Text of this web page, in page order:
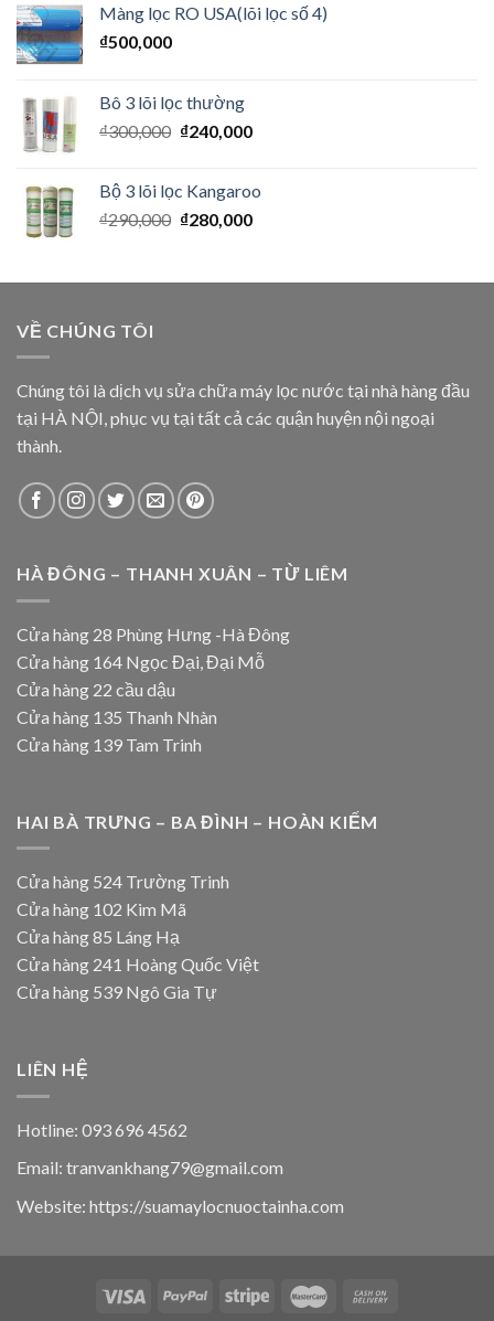
Màng lọc RO USA(lõi lọc số 4)
₫500,000
Bô 3 lõi lọc thường
₫300,000 ₫240,000
Bộ 3 lõi lọc Kangaroo
₫290,000 ₫280,000
VỀ CHÚNG TÔI
Chúng tôi là dịch vụ sửa chữa máy lọc nước tại nhà hàng đầu
tại HÀ NỘI, phục vụ tại tất cả các quận huyện nội ngoại
thành.
HÀ ĐÔNG – THANH XUÂN – TỪ LIÊM
Cửa hàng 28 Phùng Hưng -Hà Đông
Cửa hàng 164 Ngọc Đại, Đại Mỗ
Cửa hàng 22 cầu dậu
Cửa hàng 135 Thanh Nhàn
Cửa hàng 139 Tam Trinh
HAI BÀ TRƯNG – BA ĐÌNH – HOÀN KIẾM
Cửa hàng 524 Trường Trinh
Cửa hàng 102 Kim Mã
Cửa hàng 85 Láng Hạ
Cửa hàng 241 Hoàng Quốc Việt
Cửa hàng 539 Ngô Gia Tự
LIÊN HỆ
Hotline: 093 696 4562
Email: tranvankhang79@gmail.com
Website: https://suamaylocnuoctainha.com